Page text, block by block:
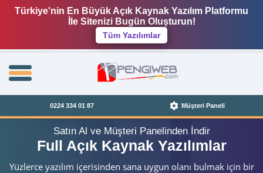
Türkiye'nin En Büyük Açık Kaynak Yazılım Platformu
İle Sitenizi Bugün Oluşturun!
Tüm Yazılımlar
0224 334 01 87 Müşteri Paneli
Satın Al ve Müşteri Panelinden İndir
Full Açık Kaynak Yazılımlar
Yüzlerce yazılım içerisinden sana uygun olanı bulmak için bir